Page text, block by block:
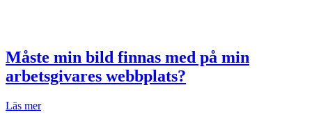
Måste min bild finnas med på min
arbetsgivares webbplats?
Läs mer